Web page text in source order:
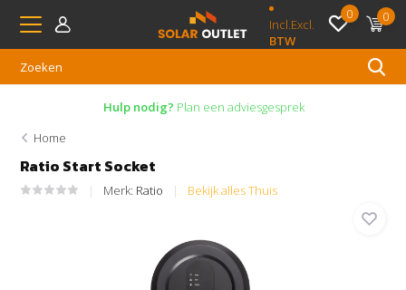
Incl.Excl.
BTW
0 0
Hulp nodig? Plan een adviesgesprek
Home
Ratio Start Socket
Merk: Ratio Bekijk alles Thuis